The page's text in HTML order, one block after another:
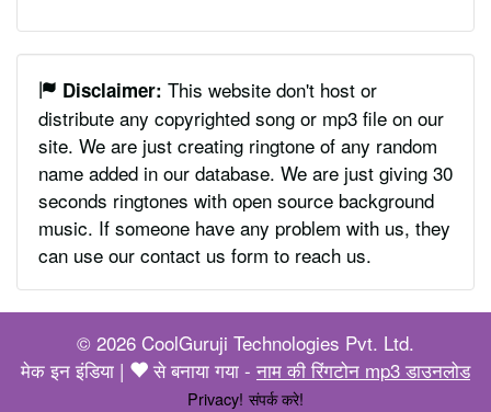
Disclaimer: This website don't host or
distribute any copyrighted song or mp3 file on our
site. We are just creating ringtone of any random
name added in our database. We are just giving 30
seconds ringtones with open source background
music. If someone have any problem with us, they
can use our contact us form to reach us.
© 2026 CoolGuruji Technologies Pvt. Ltd.
मेक इन इंडिया |
से बनाया गया - नाम की रिंगटोन mp3 डाउनलोड
Privacy! संपर्क करे!